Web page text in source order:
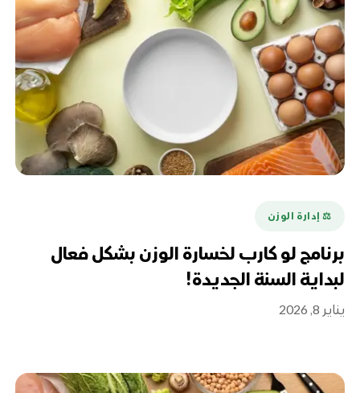
⚖️ إدارة الوزن
برنامج لو كارب لخسارة الوزن بشكل فعال
لبداية السنة الجديدة!
يناير 8, 2026